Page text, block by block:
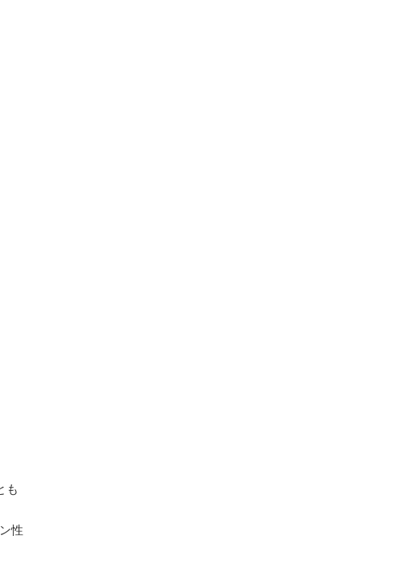
も
性